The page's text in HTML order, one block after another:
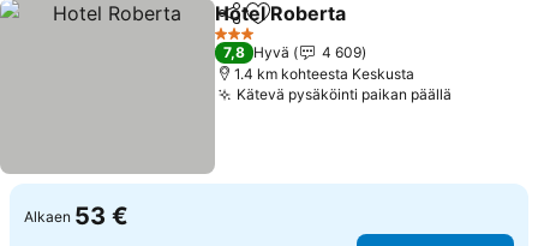
Jaa Lisää suosikkeihin
Hotel Roberta
3 Tähtiluokitus
7,8 Hyvä
4 609
1.4 km kohteesta Keskusta
Kätevä pysäköinti paikan päällä
Alkaen 53 €